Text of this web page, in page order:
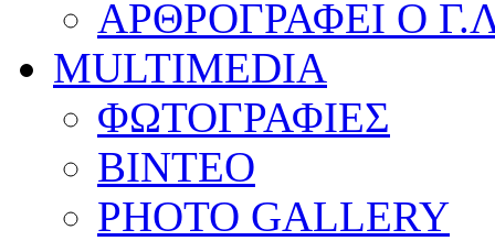
ΑΡΘΡΟΓΡΑΦΕΙ Ο
MULTIMEDIA
ΦΩΤΟΓΡΑΦΙΕΣ
ΒΙΝΤΕΟ
PHOTO GALLERY